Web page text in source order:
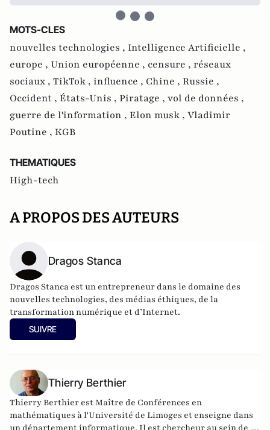
MOTS-CLES
nouvelles technologies , Intelligence Artificielle ,
europe , Union européenne , censure , réseaux
sociaux , TikTok , influence , Chine , Russie ,
Occident , États-Unis , Piratage , vol de données ,
guerre de l'information , Elon musk , Vladimir
Poutine , KGB
THEMATIQUES
High-tech
A PROPOS DES AUTEURS
Dragos Stanca
Dragos Stanca est un entrepreneur dans le domaine des
nouvelles technologies, des médias éthiques, de la
transformation numérique et d’Internet.
SUIVRE
Thierry Berthier
Thierry Berthier est Maître de Conférences en
mathématiques à l'Université de Limoges et enseigne dans
un département informatique. Il est chercheur au sein de la